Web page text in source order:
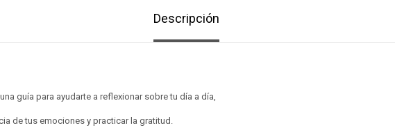
Descripción
guía para ayudarte a reflexionar sobre tu día a día,
de tus emociones y practicar la gratitud.